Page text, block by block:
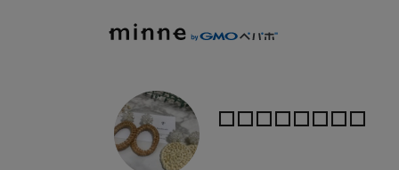
◽️◽️◽️◽️◽️◽️◽️◽️